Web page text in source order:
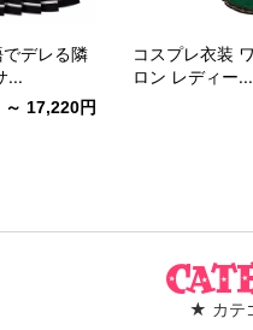
デレる隣
...
17,220円
コスプレ衣装
ロン レディー...
★ カテ